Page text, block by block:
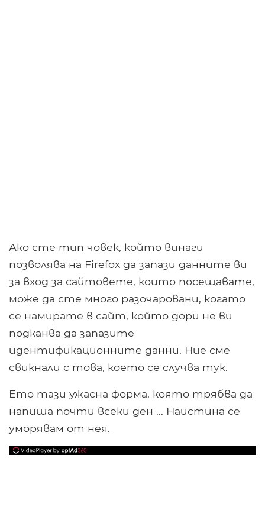
Ако сте тип човек, който винаги
позволява на Firefox да запази данните ви
за вход за сайтовете, които посещавате,
може да сте много разочаровани, когато
се намирате в сайт, който дори не ви
подканва да запазите
идентификационните данни. Ние сме
свикнали с това, което се случва тук.
Ето тази ужасна форма, която трябва да
напиша почти всеки ден ... Наистина се
уморявам от нея.